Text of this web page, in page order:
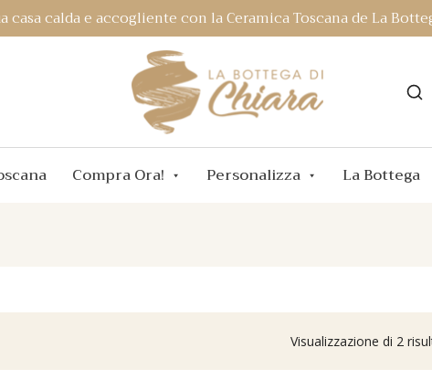
casa calda e accogliente con la Ceramica Toscana de La
Compra Ora! Personalizza La Bottega
Visualizzazione di 2